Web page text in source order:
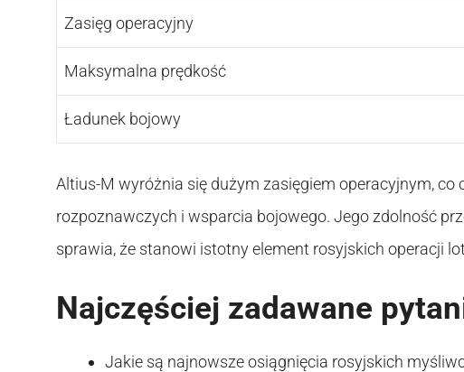
Zasięg operacyjny
Maksymalna prędkość
Ładunek bojowy
Altius-M wyróżnia się dużym zasięgiem operacyjnym, co
rozpoznawczych i wsparcia bojowego. Jego zdolność
sprawia, że stanowi istotny element rosyjskich operacji
Najczęściej zadawane
Jakie są najnowsze osiągnięcia rosyjskich